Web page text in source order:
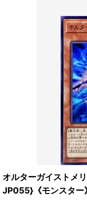
オルターガイストメ
JP055}《モンスター